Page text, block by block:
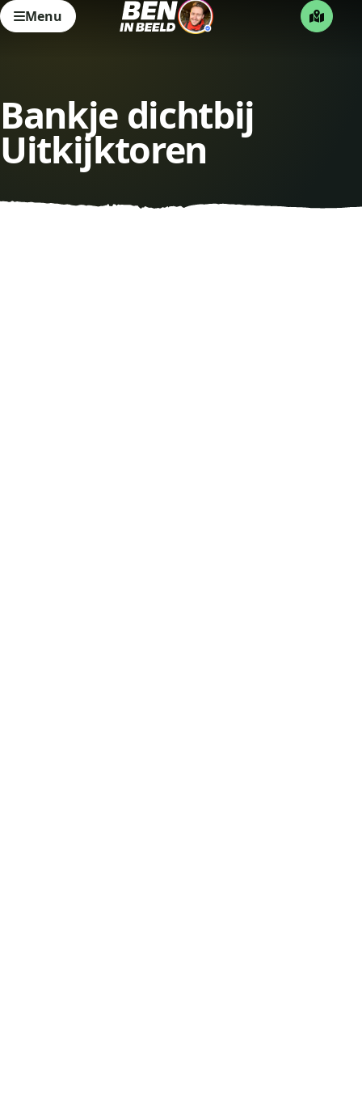
Menu
Bankje dichtbij
Uitkijktoren